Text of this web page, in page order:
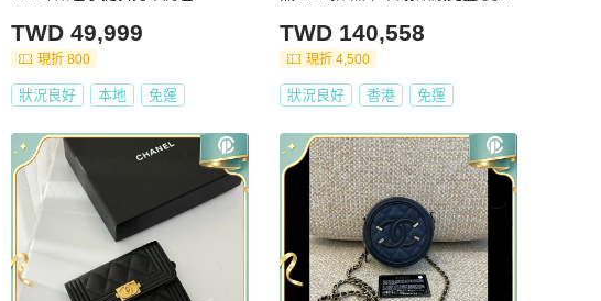
TWD 49,999
現折 800
狀況良好 本地 免運
TWD 140,558
現折 4,500
狀況良好 香港 免運